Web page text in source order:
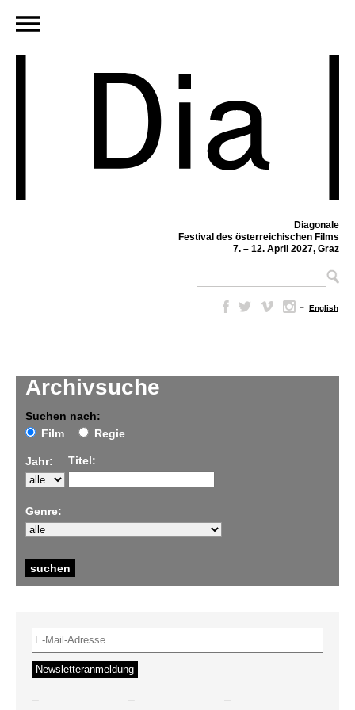
Diagonale
Festival des österreichischen Films
7. – 12. April 2027, Graz
– English
Archivsuche
Suchen nach:
Film
Regie
Jahr: Titel:
Genre:
– – –